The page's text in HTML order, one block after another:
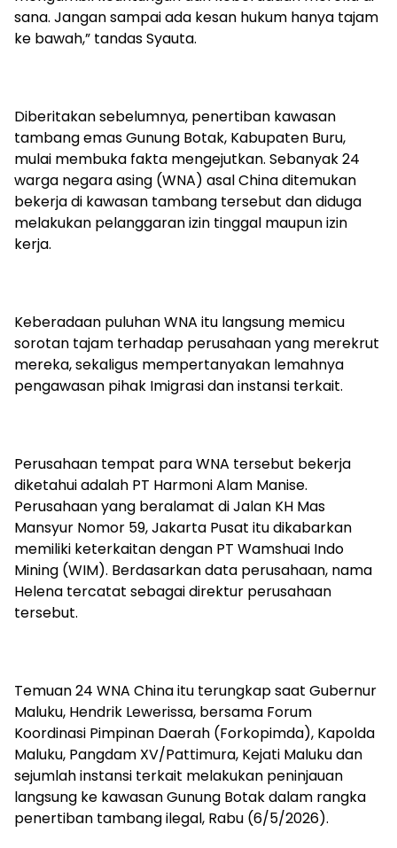
sana. Jangan sampai ada kesan hukum hanya tajam
ke bawah,” tandas Syauta.
Diberitakan sebelumnya, penertiban kawasan
tambang emas Gunung Botak, Kabupaten Buru,
mulai membuka fakta mengejutkan. Sebanyak 24
warga negara asing (WNA) asal China ditemukan
bekerja di kawasan tambang tersebut dan diduga
melakukan pelanggaran izin tinggal maupun izin
kerja.
Keberadaan puluhan WNA itu langsung memicu
sorotan tajam terhadap perusahaan yang merekrut
mereka, sekaligus mempertanyakan lemahnya
pengawasan pihak Imigrasi dan instansi terkait.
Perusahaan tempat para WNA tersebut bekerja
diketahui adalah PT Harmoni Alam Manise.
Perusahaan yang beralamat di Jalan KH Mas
Mansyur Nomor 59, Jakarta Pusat itu dikabarkan
memiliki keterkaitan dengan PT Wamshuai Indo
Mining (WIM). Berdasarkan data perusahaan, nama
Helena tercatat sebagai direktur perusahaan
tersebut.
Temuan 24 WNA China itu terungkap saat Gubernur
Maluku, Hendrik Lewerissa, bersama Forum
Koordinasi Pimpinan Daerah (Forkopimda), Kapolda
Maluku, Pangdam XV/Pattimura, Kejati Maluku dan
sejumlah instansi terkait melakukan peninjauan
langsung ke kawasan Gunung Botak dalam rangka
penertiban tambang ilegal, Rabu (6/5/2026).